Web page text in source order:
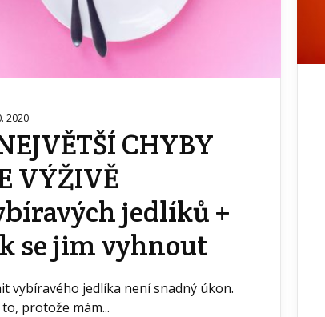
2020
CHYBY
VÝŽIVĚ
jedlíků +
se jim vyhnout
vybíravého jedlíka není snadný úkon.
protože mám...